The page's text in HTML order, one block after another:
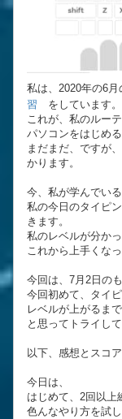
私は、2020年の6
習 をしています。
これが、私のルー
パソコンをはじめ
まだまだ、ですが
かります。
今、私が学んでいる
私の今日のタイピ
きます。
私のレベルが分か
これから上手くな
今回は、7月2日の
今回初めて、タイ
レベルが上がるま
と思ってトライして
以下、感想とスコア
今日は、
はじめて、2回以上
色んなやり方を試し